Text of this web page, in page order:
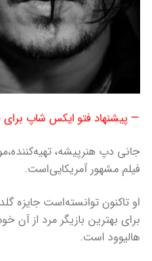
— پیشنهاد فتو ایکس شاپ
جانی دپ هنرپیشه،
فیلم مشهور آمریکایی‌است.
او تاکنون توانسته‌است جایزه
برای بهترین بازیگر مرد از آن
هالیوود است.